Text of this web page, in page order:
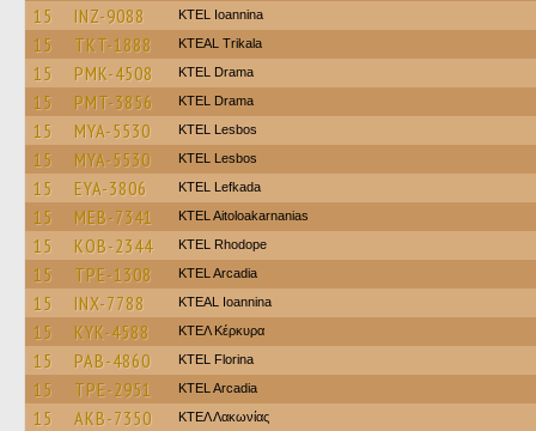
15 INZ-9088 KTEL Ioannina
15 TKT-1888 KTEAL Trikala
15 PMK-4508 KTEL Drama
15 PMT-3856 KTEL Drama
15 MYA-5530 KTEL Lesbos
15 MYA-5530 KTEL Lesbos
15 EYA-3806 KTEL Lefkada
15 MEB-7341 KTEL Aitoloakarnanias
15 KOB-2344 KTEL Rhodope
15 TPE-1308 KTEL Arcadia
15 INX-7788 KTEAL Ioannina
15 KYK-4588 ΚΤΕΛ Κέρκυρα
15 PAB-4860 KTEL Florina
15 TPE-2951 KTEL Arcadia
15 AKB-7350 ΚΤΕΛ Λακωνίας